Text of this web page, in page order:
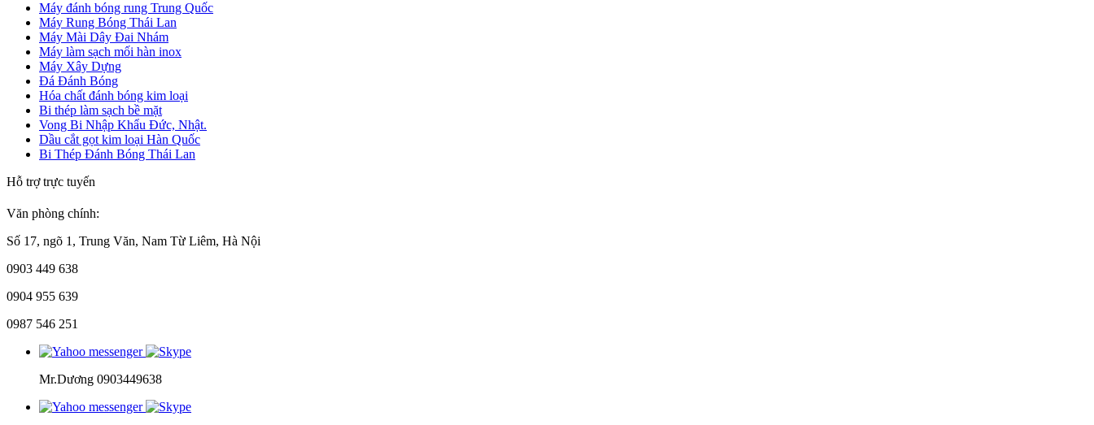
Máy đánh bóng rung Trung Quốc
Máy Rung Bóng Thái Lan
Máy Mài Dây Đai Nhám
Máy làm sạch mối hàn inox
Máy Xây Dựng
Đá Đánh Bóng
Hóa chất đánh bóng kim loại
Bi thép làm sạch bề mặt
Vong Bi Nhập Khẩu Đức, Nhật.
Dầu cắt gọt kim loại Hàn Quốc
Bi Thép Đánh Bóng Thái Lan
Hỗ trợ trực tuyến
Văn phòng chính:
Số 17, ngõ 1, Trung Văn, Nam Từ Liêm, Hà Nội
0903 449 638
0904 955 639
0987 546 251
Mr.Dương 0903449638